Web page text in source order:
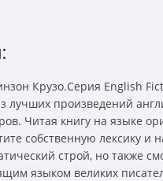
Крузо.Серия English
лучших произведений
Читая книгу на языке
собственную лексику и
строй, но также
языком великих